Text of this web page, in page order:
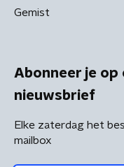
Gemist
Abonneer je op
nieuwsbrief
Elke zaterdag het
mailbox